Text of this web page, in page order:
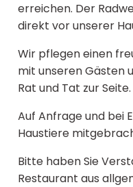
erreichen. Der
direkt vor unserer
Wir pflegen einen
mit unseren Gästen
Rat und Tat zur Seite.
Auf Anfrage und bei
Haustiere
Bitte haben Sie
Restaurant aus